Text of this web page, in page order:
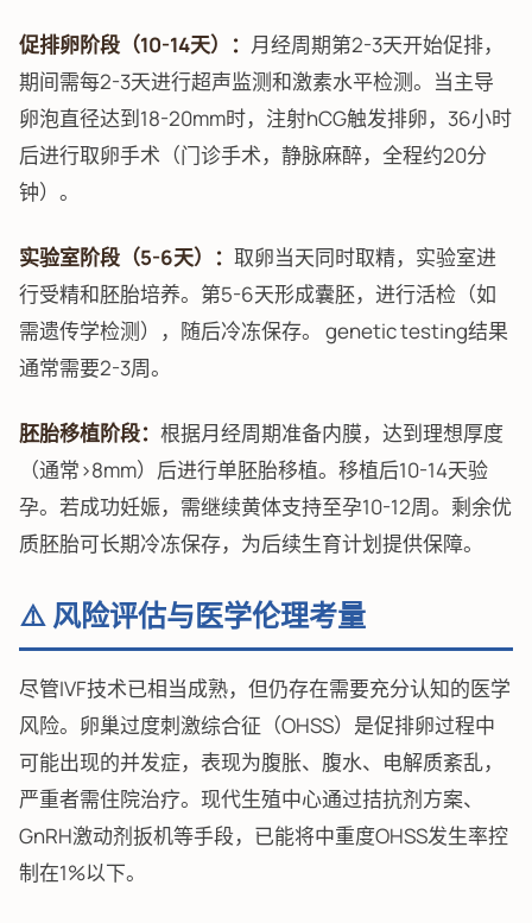
促排卵阶段（10-14天）： 月经周期第2-3天开始促排，
期间需每2-3天进行超声监测和激素水平检测。当主导
卵泡直径达到18-20mm时，注射hCG触发排卵，36小时
后进行取卵手术（门诊手术，静脉麻醉，全程约20分
钟）。
实验室阶段（5-6天）： 取卵当天同时取精，实验室进
行受精和胚胎培养。第5-6天形成囊胚，进行活检（如
需遗传学检测），随后冷冻保存。 genetic testing结果
通常需要2-3周。
胚胎移植阶段： 根据月经周期准备内膜，达到理想厚度
（通常>8mm）后进行单胚胎移植。移植后10-14天验
孕。若成功妊娠，需继续黄体支持至孕10-12周。剩余优
质胚胎可长期冷冻保存，为后续生育计划提供保障。
⚠️ 风险评估与医学伦理考量
尽管IVF技术已相当成熟，但仍存在需要充分认知的医学
风险。卵巢过度刺激综合征（OHSS）是促排卵过程中
可能出现的并发症，表现为腹胀、腹水、电解质紊乱，
严重者需住院治疗。现代生殖中心通过拮抗剂方案、
GnRH激动剂扳机等手段，已能将中重度OHSS发生率控
制在1%以下。